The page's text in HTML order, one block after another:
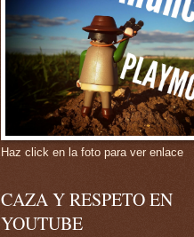
Haz click en la foto para ver enlace
CAZA Y RESPETO EN
YOUTUBE